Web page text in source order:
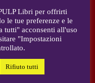
:
Libri per offrirti
le tue preferenze e le
tutti" acconsenti all'uso
"Impostazioni
Rifiuto tutti